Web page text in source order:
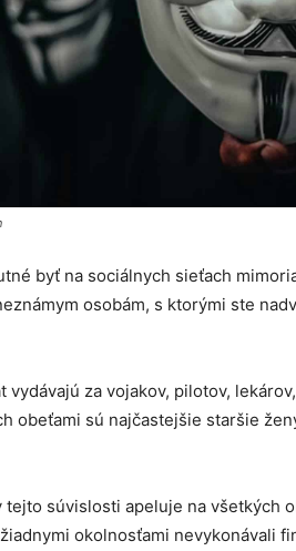
byť na sociálnych sieťach
osobám, s ktorými ste
vydávajú za vojakov, pilotov,
obeťami sú najčastejšie staršie
tejto súvislosti apeluje na všetkých
okolnosťami nevykonávali